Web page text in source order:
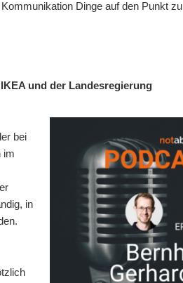
Dinge auf den Punkt zu
und der Landesregierung
bei
im
in